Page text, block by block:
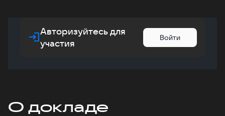
Авторизуйтесь для
участия
Войти
О докладе